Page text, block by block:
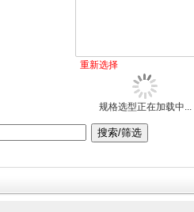
重新选择
规格选型正在加载中...